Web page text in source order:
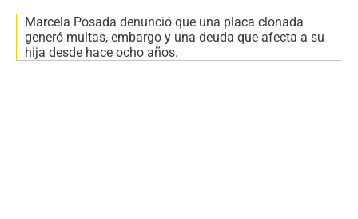
Marcela Posada denunció que una placa clonada
generó multas, embargo y una deuda que afecta a su
hija desde hace ocho años.